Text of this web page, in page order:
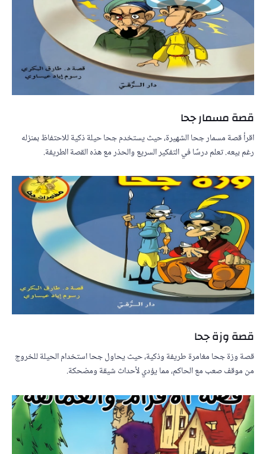
قصة مسمار جحا
اقرأ قصة مسمار جحا الشهيرة، حيث يستخدم جحا حيلة ذكية للاحتفاظ بمنزله
رغم بيعه. تعلم درسًا في التفكير السريع والحذر مع هذه القصة الطريفة.
قصة وزة جحا
قصة وزة جحا مغامرة طريفة وذكية، حيث يحاول جحا استخدام الحيلة للخروج
من موقف صعب مع الحاكم، مما يؤدي لأحداث شيقة ومضحكة.